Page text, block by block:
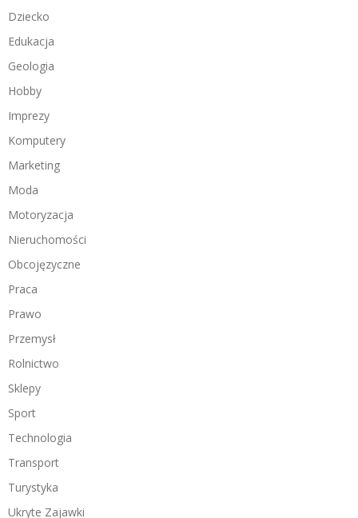
Dziecko
Edukacja
Geologia
Hobby
Imprezy
Komputery
Marketing
Moda
Motoryzacja
Nieruchomości
Obcojęzyczne
Praca
Prawo
Przemysł
Rolnictwo
Sklepy
Sport
Technologia
Transport
Turystyka
Ukryte Zajawki